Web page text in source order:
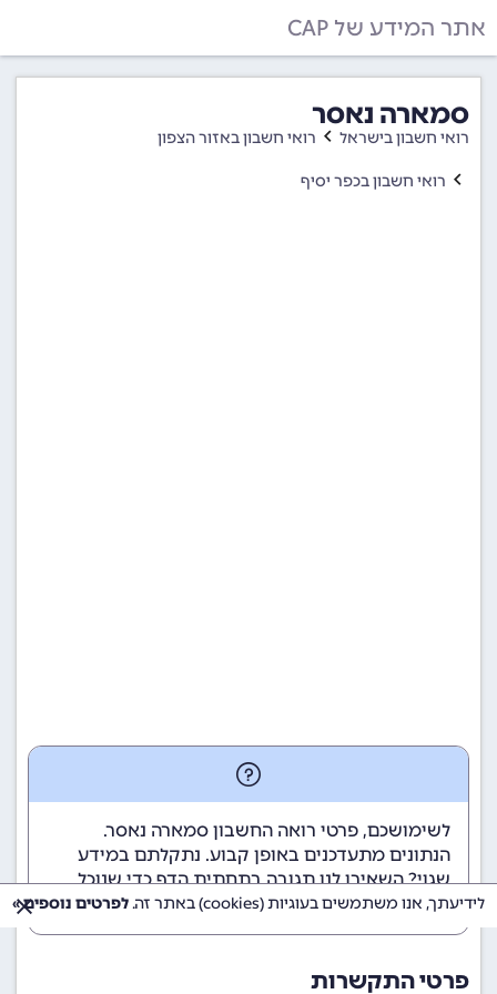
אתר המידע של CAP
סמארה נאסר
רואי חשבון בישראל רואי חשבון באזור הצפון
רואי חשבון בכפר יסיף
לשימושכם, פרטי רואה החשבון סמארה נאסר.
הנתונים מתעדכנים באופן קבוע. נתקלתם במידע
שגוי? השאירו לנו תגובה בתחתית הדף כדי שנוכל
לטפל בבעיה בהקדם.
פרטי התקשרות
לידיעתך, אנו משתמשים בעוגיות (cookies) באתר זה. לפרטים נוספים »